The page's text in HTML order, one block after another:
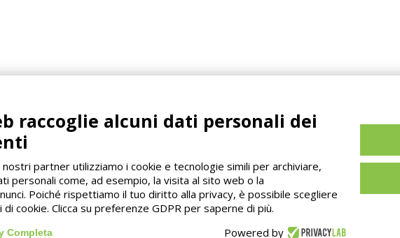
offrirti la consulenza e gli strumenti
necessari per
al portale BeLeader
potrai ottenereliquidità
Via Isonzo 55/2, Casalecchio di
info@be-leader.it
raccoglie alcuni dati personali dei
nostri partner utilizziamo i cookie e tecnologie simili per archiviare,
personali come, ad esempio, la visita al sito web o la
Poiché rispettiamo il tuo diritto alla privacy, è possibile scegliere
cookie. Clicca su preferenze GDPR per saperne di più.
Completa Powered by